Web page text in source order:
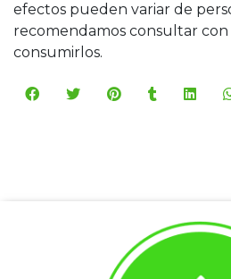
efectos pueden variar de
recomendamos consultar
consumirlos.